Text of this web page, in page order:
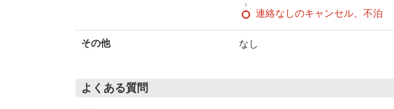
連絡なしのキャンセル、不泊
その他 なし
よくある質問